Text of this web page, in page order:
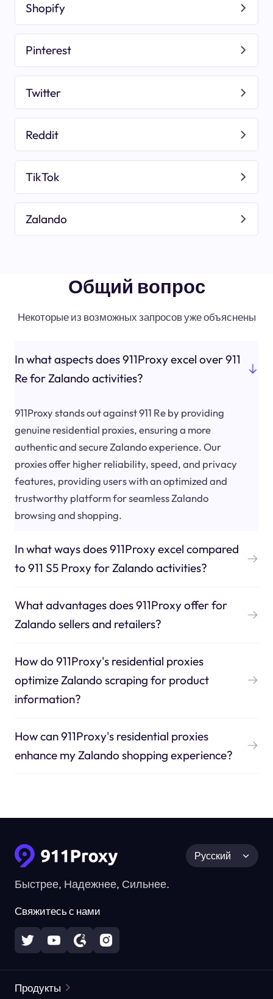
Shopify
Pinterest
Twitter
Reddit
TikTok
Zalando
Общий вопрос
Некоторые из возможных запросов уже объяснены
In what aspects does 911Proxy excel over 911
Re for Zalando activities?
911Proxy stands out against 911 Re by providing
genuine residential proxies, ensuring a more
authentic and secure Zalando experience. Our
proxies offer higher reliability, speed, and privacy
features, providing users with an optimized and
trustworthy platform for seamless Zalando
browsing and shopping.
In what ways does 911Proxy excel compared
to 911 S5 Proxy for Zalando activities?
What advantages does 911Proxy offer for
Zalando sellers and retailers?
How do 911Proxy's residential proxies
optimize Zalando scraping for product
information?
How can 911Proxy's residential proxies
enhance my Zalando shopping experience?
Быстрее, Надежнее, Сильнее.
Свяжитесь с нами
Русский
Продукты